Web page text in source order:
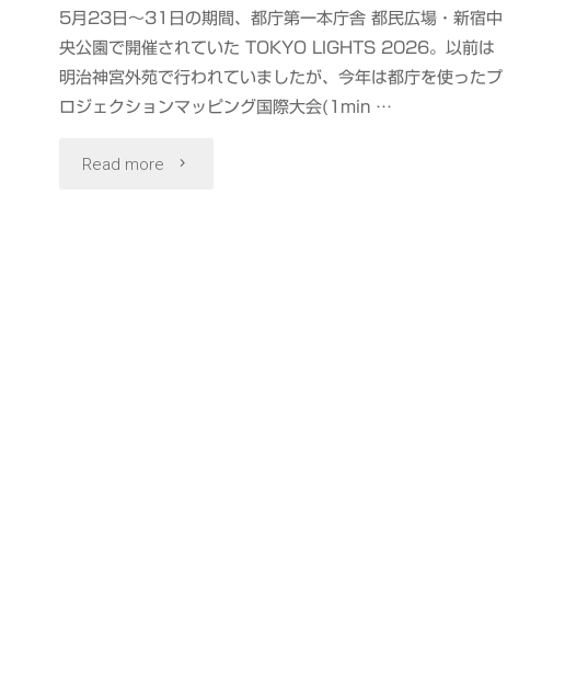
せ
ん！
5月23日〜31日の期間、都庁第一本庁舎 都民広場・新宿中
央公園で開催されていた TOKYO LIGHTS 2026。以前は
明治神宮外苑で行われていましたが、今年は都庁を使ったプ
ロジェクションマッピング国際大会(1min …
Read more "TOKYO